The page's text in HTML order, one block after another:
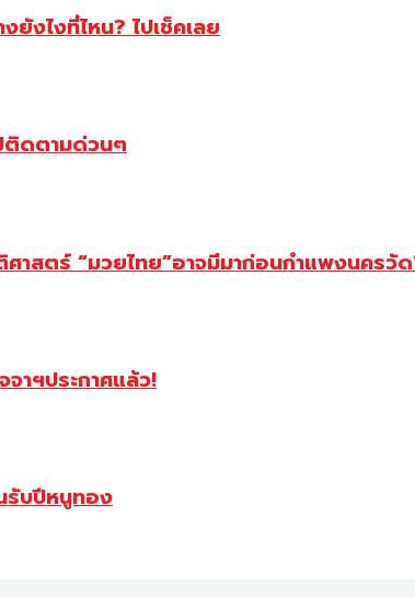
ยังไงที่ไหน? ไปเช็คเลย
ติดตามด่วนๆ
าสตร์ “มวยไทย”อาจมีมาก่อนกำแพงนครวั
าฯประกาศแล้ว!
รับปีหนูทอง